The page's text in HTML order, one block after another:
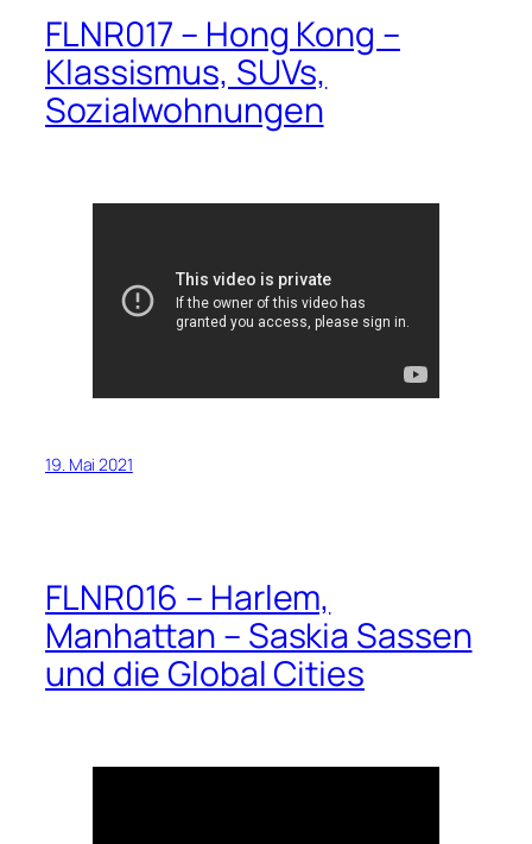
FLNR017 – Hong Kong –
Klassismus, SUVs,
Sozialwohnungen
19. Mai 2021
FLNR016 – Harlem,
Manhattan – Saskia Sassen
und die Global Cities